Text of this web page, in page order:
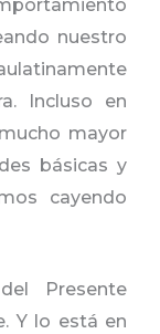
nuestro
Incluso en
mayor
básicas y
cayendo
Presente
Y lo está en